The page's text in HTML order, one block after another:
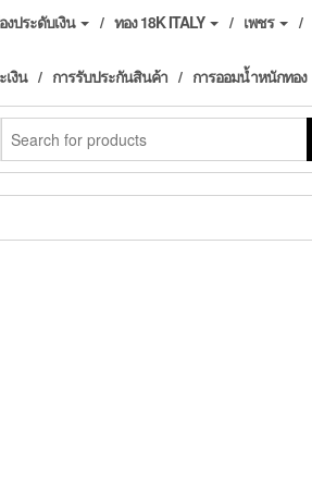
งประดับเงิน ทอง 18K ITALY เพชร
เงิน การรับประกันสินค้า การออมน้ำหนักทอง